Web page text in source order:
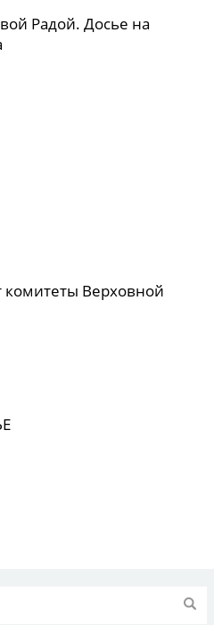
Радой. Досье на
комитеты Верховной